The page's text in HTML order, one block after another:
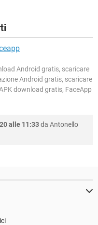
Android gratis, scaricare
Android gratis, scaricare
download gratis, FaceApp
alle 11:33da Antonello